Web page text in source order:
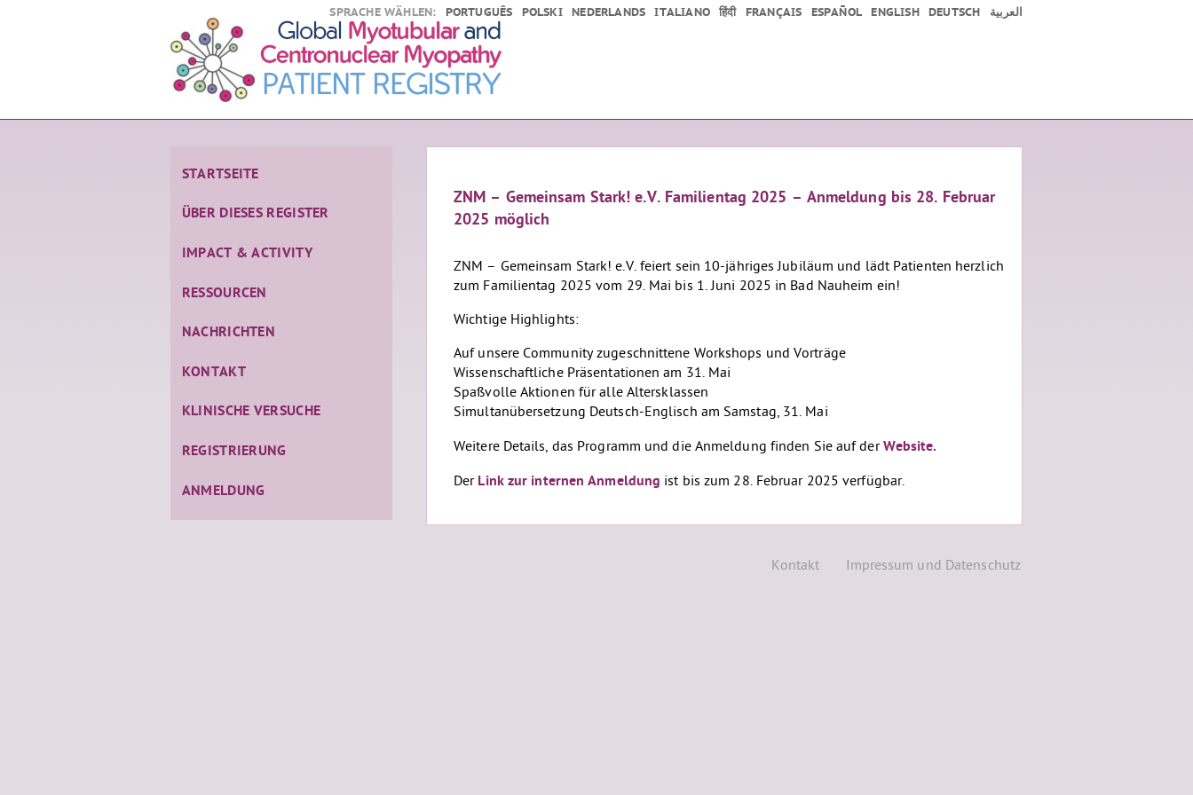
SPRACHE WÄHLEN: العربية DEUTSCH
ENGLISH
ESPAÑOL
FRANÇAIS
हिंदी
ITALIANO
NEDERLANDS
POLSKI
PORTUGUÊS
STARTSEITE
ÜBER DIESES REGISTER
IMPACT & ACTIVITY
RESSOURCEN
NACHRICHTEN
KONTAKT
KLINISCHE VERSUCHE
REGISTRIERUNG
ANMELDUNG
ZNM – Gemeinsam Stark! e.V. Familientag 2025 – Anmeldung bis 28. Februar
2025 möglich
ZNM – Gemeinsam Stark! e.V. feiert sein 10-jähriges Jubiläum und lädt Patienten herzlich
zum Familientag 2025 vom 29. Mai bis 1. Juni 2025 in Bad Nauheim ein!
Wichtige Highlights:
Auf unsere Community zugeschnittene Workshops und Vorträge
Wissenschaftliche Präsentationen am 31. Mai
Spaßvolle Aktionen für alle Altersklassen
Simultanübersetzung Deutsch-Englisch am Samstag, 31. Mai
Weitere Details, das Programm und die Anmeldung finden Sie auf derWebsite.
Der Link zur internen Anmeldung ist bis zum 28. Februar 2025 verfügbar.
Kontakt Impressum und Datenschutz